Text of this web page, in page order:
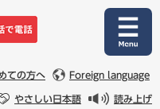
ての方へ Foreign language
やさしい日本語 読み上げ